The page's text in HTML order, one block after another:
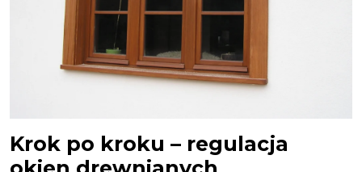
Krok po kroku – regulacja